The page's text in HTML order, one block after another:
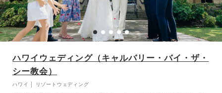
ハワイウェディング（キャルバリー・バイ・ザ・
シー教会）
ハワイ │ リゾートウェディング